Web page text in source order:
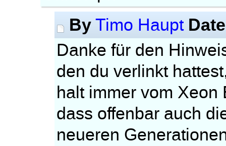
By Timo Haupt Date
Danke für den
den du verlinkt
halt immer vom
dass offenbar auch
neueren